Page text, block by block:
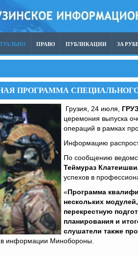
ПРАВО ПУБЛИКАЦИИ ЗА
ПРОГРАММА
Грузия, 24 июля,
церемония выпуска
операций в рамках
Информацию
По сообщению
Теймураз
успехов в
«Программа
нескольких
перекрестную
планирования и
слушатели также
информации Минобороны.